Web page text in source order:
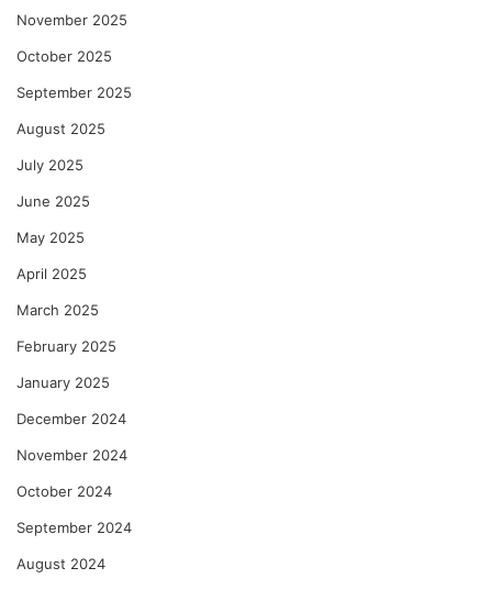
November 2025
October 2025
September 2025
August 2025
July 2025
June 2025
May 2025
April 2025
March 2025
February 2025
January 2025
December 2024
November 2024
October 2024
September 2024
August 2024